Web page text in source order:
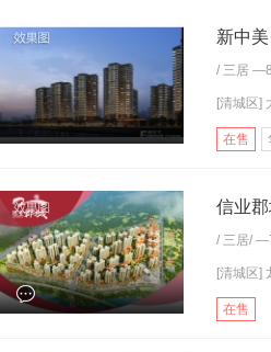
新中
/ 三居
[清城区]
在售
信业
/ 三居/
[清城区]
在售